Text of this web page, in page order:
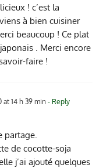
! c’est la
à bien cuisiner
beaucoup ! Ce plat
. Merci encore
faire !
14 h 39 min- Reply
partage.
de cocotte-soja
j’ai ajouté quelques